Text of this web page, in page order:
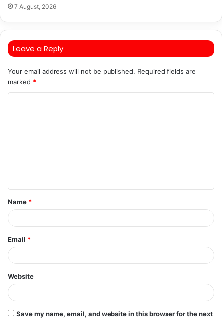
7 August, 2026
Leave a Reply
Your email address will not be published. Required fields are
marked *
t
*
Name *
Email *
Website
Save my name, email, and website in this browser for the next